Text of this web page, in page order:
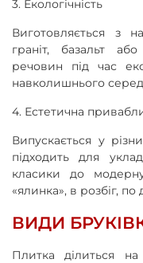
3. Екологічність
Виготовляється з
граніт, базальт
речовин під час
навколишнього
4. Естетична
Випускається у
підходить для
класики до
«ялинка», в розбіг, по
ВИДИ
Плитка ділиться